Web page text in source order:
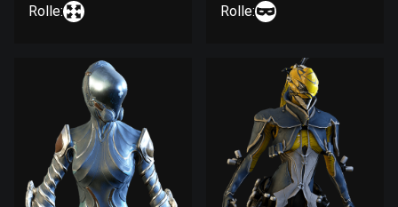
Rolle: Rolle: